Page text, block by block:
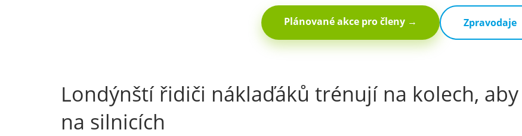
Plánované akce pro členy → Zpravodaje
Londýnští řidiči náklaďáků trénují na kolech,
na silnicích